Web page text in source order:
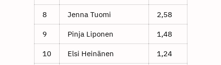
8 Jenna Tuomi 2,58
9 Pinja Liponen 1,48
10 Elsi Heinänen 1,24